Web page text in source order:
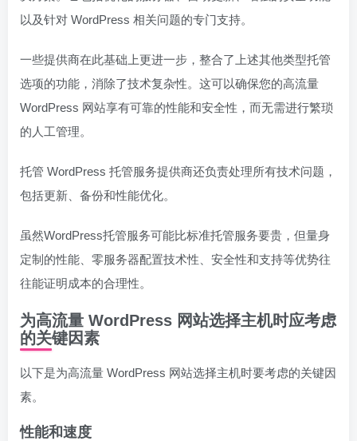
以及针对 WordPress 相关问题的专门支持。
一些提供商在此基础上更进一步，整合了上述其他类型托管
选项的功能，消除了技术复杂性。这可以确保您的高流量
WordPress 网站享有可靠的性能和安全性，而无需进行繁琐
的人工管理。
托管 WordPress 托管服务提供商还负责处理所有技术问题，
包括更新、备份和性能优化。
虽然WordPress托管服务可能比标准托管服务要贵，但量身
定制的性能、零服务器配置技术性、安全性和支持等优势往
往能证明成本的合理性。
为高流量 WordPress 网站选择主机时应考虑
的关键因素
以下是为高流量 WordPress 网站选择主机时要考虑的关键因
素。
性能和速度